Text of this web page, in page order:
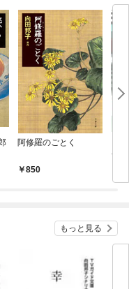
阿修羅のごとく
850
ナ
もっと見る